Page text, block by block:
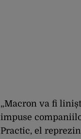
„Macron va fi
impuse
Practic, el